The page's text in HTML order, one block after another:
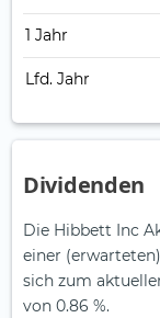
1 Jahr
Lfd. Jahr
Dividenden
Die Hibbett Inc
einer
sich zum
von 0.86 %.